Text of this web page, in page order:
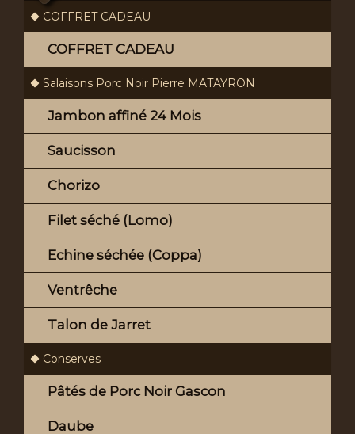
COFFRET CADEAU
COFFRET CADEAU
Salaisons Porc Noir Pierre MATAYRON
Jambon affiné 24 Mois
Saucisson
Chorizo
Filet séché (Lomo)
Echine séchée (Coppa)
Ventrêche
Talon de Jarret
Conserves
Pâtés de Porc Noir Gascon
Daube